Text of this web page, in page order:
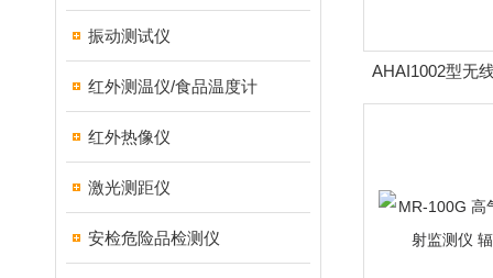
振动测试仪
红外测温仪/食品温度计
红外热像仪
激光测距仪
安检危险品检测仪
AHAI1002型无
系统 噪声检测